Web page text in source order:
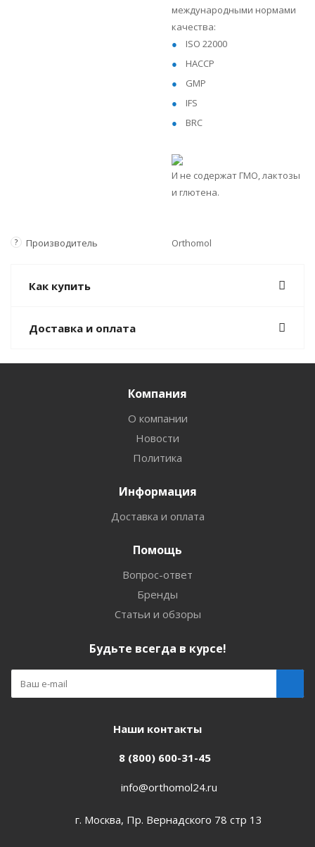
международными нормами
качества:
ISO 22000
HACCP
GMP
IFS
BRC
И не содержат ГМО, лактозы
и глютена.
? Производитель Orthomol
Как купить
Доставка и оплата
Компания
О компании
Новости
Политика
Информация
Доставка и оплата
Помощь
Вопрос-ответ
Бренды
Статьи и обзоры
Будьте всегда в курсе!
Наши контакты
8 (800) 600-31-45
info@orthomol24.ru
г. Москва, Пр. Вернадского 78 стр 13